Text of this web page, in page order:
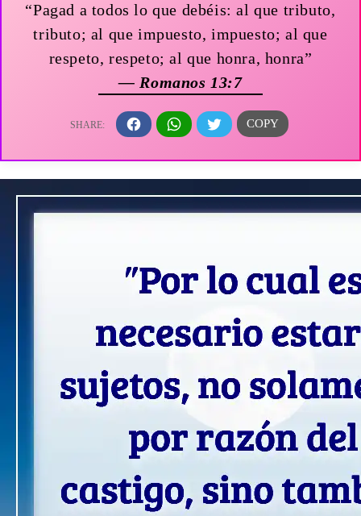
“Pagad a todos lo que debéis: al que tributo,
tributo; al que impuesto, impuesto; al que
respeto, respeto; al que honra, honra”
— Romanos 13:7